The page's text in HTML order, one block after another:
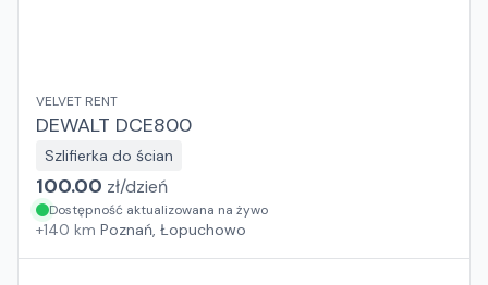
VELVET RENT
DEWALT DCE800
Szlifierka do ścian
100.00 zł/dzień
Dostępność aktualizowana na żywo
+140 km Poznań, Łopuchowo